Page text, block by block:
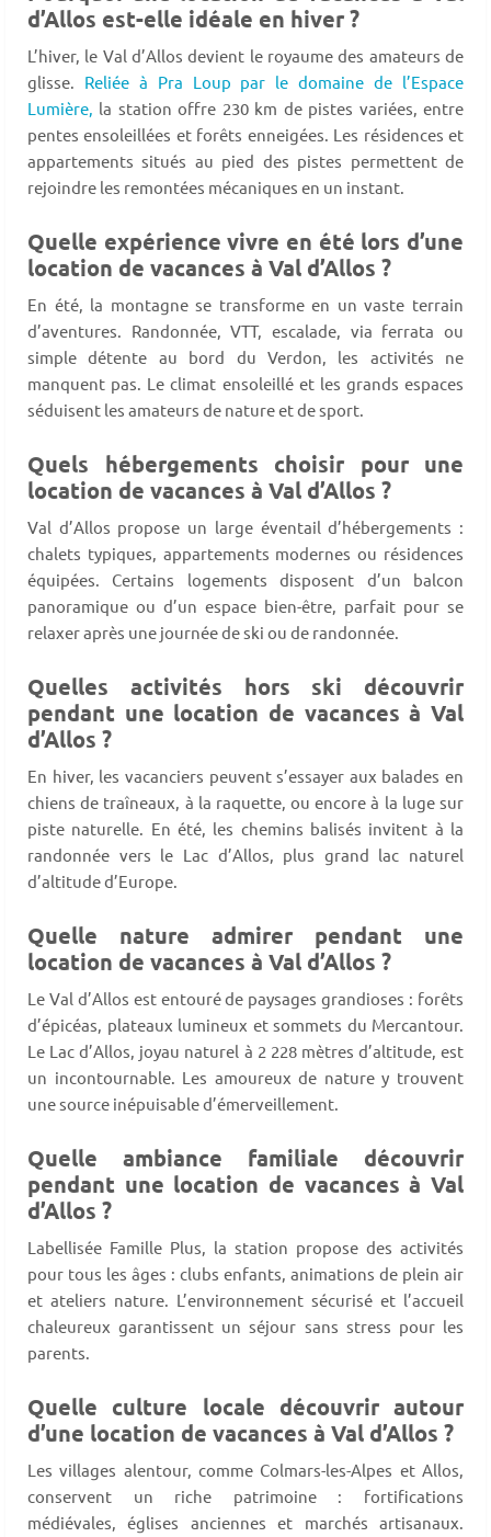
d’Allos est-elle idéale en hiver ?
L’hiver, le Val d’Allos devient le royaume des amateurs de
glisse. Reliée à Pra Loup par le domaine de l’Espace
Lumière, la station offre 230 km de pistes variées, entre
pentes ensoleillées et forêts enneigées. Les résidences et
appartements situés au pied des pistes permettent de
rejoindre les remontées mécaniques en un instant.
Quelle expérience vivre en été lors d’une
location de vacances à Val d’Allos ?
En été, la montagne se transforme en un vaste terrain
d’aventures. Randonnée, VTT, escalade, via ferrata ou
simple détente au bord du Verdon, les activités ne
manquent pas. Le climat ensoleillé et les grands espaces
séduisent les amateurs de nature et de sport.
Quels hébergements choisir pour une
location de vacances à Val d’Allos ?
Val d’Allos propose un large éventail d’hébergements :
chalets typiques, appartements modernes ou résidences
équipées. Certains logements disposent d’un balcon
panoramique ou d’un espace bien-être, parfait pour se
relaxer après une journée de ski ou de randonnée.
Quelles activités hors ski découvrir
pendant une location de vacances à Val
d’Allos ?
En hiver, les vacanciers peuvent s’essayer aux balades en
chiens de traîneaux, à la raquette, ou encore à la luge sur
piste naturelle. En été, les chemins balisés invitent à la
randonnée vers le Lac d’Allos, plus grand lac naturel
d’altitude d’Europe.
Quelle nature admirer pendant une
location de vacances à Val d’Allos ?
Le Val d’Allos est entouré de paysages grandioses : forêts
d’épicéas, plateaux lumineux et sommets du Mercantour.
Le Lac d’Allos, joyau naturel à 2 228 mètres d’altitude, est
un incontournable. Les amoureux de nature y trouvent
une source inépuisable d’émerveillement.
Quelle ambiance familiale découvrir
pendant une location de vacances à Val
d’Allos ?
Labellisée Famille Plus, la station propose des activités
pour tous les âges : clubs enfants, animations de plein air
et ateliers nature. L’environnement sécurisé et l’accueil
chaleureux garantissent un séjour sans stress pour les
parents.
Quelle culture locale découvrir autour
d’une location de vacances à Val d’Allos ?
Les villages alentour, comme Colmars-les-Alpes et Allos,
conservent un riche patrimoine : fortifications
médiévales, églises anciennes et marchés artisanaux.